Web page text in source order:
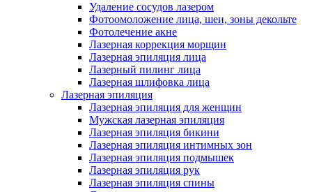
Удаление сосудов лазером
Фотоомоложение лица, шеи, зоны декольте
Фотолечение акне
Лазерная коррекция морщин
Лазерная эпиляция лица
Лазерный пилинг лица
Лазерная шлифовка лица
Лазерная эпиляция
Лазерная эпиляция для женщин
Мужская лазерная эпиляция
Лазерная эпиляция бикини
Лазерная эпиляция интимных зон
Лазерная эпиляция подмышек
Лазерная эпиляция рук
Лазерная эпиляция спины